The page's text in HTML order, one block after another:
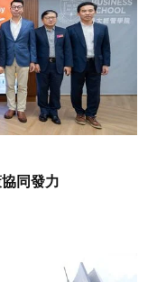
同發力